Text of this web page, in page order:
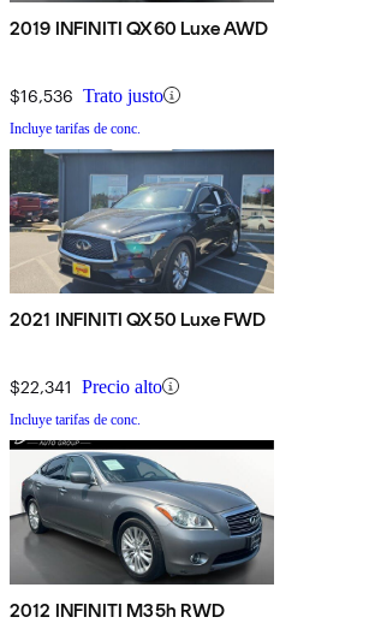
2019 INFINITI QX60 Luxe AWD
$16,536 Trato justo
Incluye tarifas de conc.
2021 INFINITI QX50 Luxe FWD
$22,341 Precio alto
Incluye tarifas de conc.
2012 INFINITI M35h RWD